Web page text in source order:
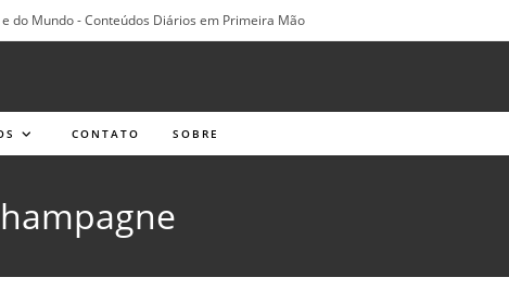
do Mundo - Conteúdos Diários em Primeira Mão
CONTATO SOBRE